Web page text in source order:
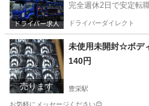
完全週休2日で安定転
ドライバーダイレクト
売ります
未使用未開封☆ボデ
140円
豊栄駅
お気軽にメッセージください😊